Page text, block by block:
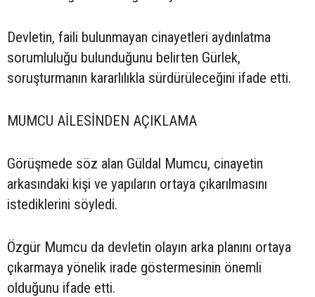
Devletin, faili bulunmayan cinayetleri aydınlatma
sorumluluğu bulunduğunu belirten Gürlek,
soruşturmanın kararlılıkla sürdürüleceğini ifade etti.
MUMCU AİLESİNDEN AÇIKLAMA
Görüşmede söz alan Güldal Mumcu, cinayetin
arkasındaki kişi ve yapıların ortaya çıkarılmasını
istediklerini söyledi.
Özgür Mumcu da devletin olayın arka planını ortaya
çıkarmaya yönelik irade göstermesinin önemli
olduğunu ifade etti.